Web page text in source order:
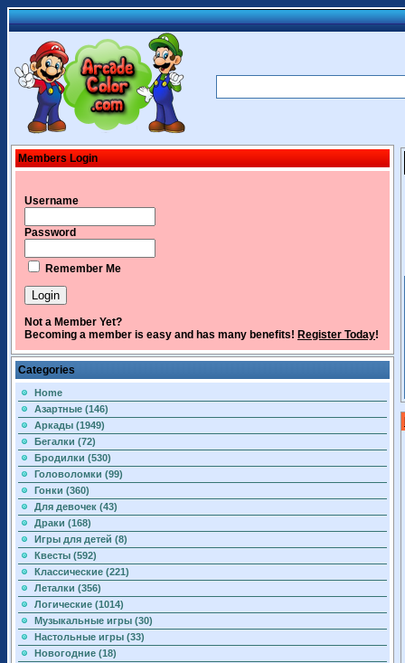
Members Login
Username
Password
Remember Me
Not a Member Yet?
Becoming a member is easy and has many benefits! Register Today!
Categories
Home
Азартные (146)
Аркады (1949)
Бегалки (72)
Бродилки (530)
Головоломки (99)
Гонки (360)
Для девочек (43)
Драки (168)
Игры для детей (8)
Квесты (592)
Классические (221)
Леталки (356)
Логические (1014)
Музыкальные игры (30)
Настольные игры (33)
Новогодние (18)